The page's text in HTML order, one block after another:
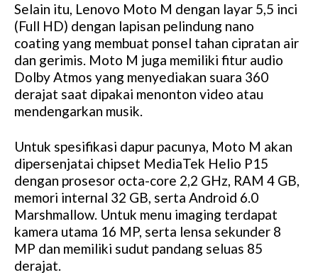
M
u
t
e
Selain itu, Lenovo Moto M dengan layar 5,5 inci
(Full HD) dengan lapisan pelindung nano
coating yang membuat ponsel tahan cipratan air
dan gerimis. Moto M juga memiliki fitur audio
Dolby Atmos yang menyediakan suara 360
derajat saat dipakai menonton video atau
mendengarkan musik.
Untuk spesifikasi dapur pacunya, Moto M akan
dipersenjatai chipset MediaTek Helio P15
dengan prosesor octa-core 2,2 GHz, RAM 4 GB,
memori internal 32 GB, serta Android 6.0
Marshmallow. Untuk menu imaging terdapat
kamera utama 16 MP, serta lensa sekunder 8
MP dan memiliki sudut pandang seluas 85
derajat.